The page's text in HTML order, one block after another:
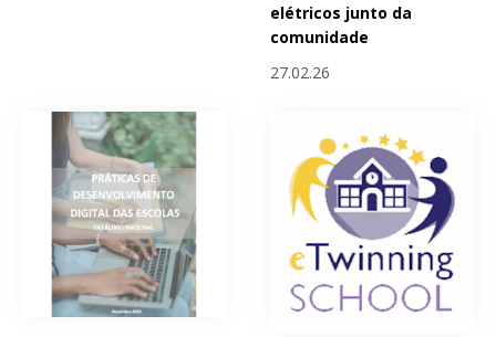
elétricos junto da
comunidade
27.02.26